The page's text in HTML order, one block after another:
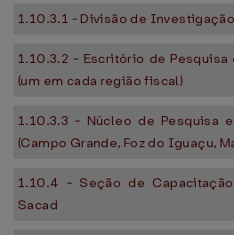
1.10.3.1 - Divisão de
1.10.3.2 - Escritório de
(um em cada região fiscal)
1.10.3.3 - Núcleo de Pesquisa
(Campo Grande, Foz do Iguaçu,
1.10.4 - Seção de
Sacad